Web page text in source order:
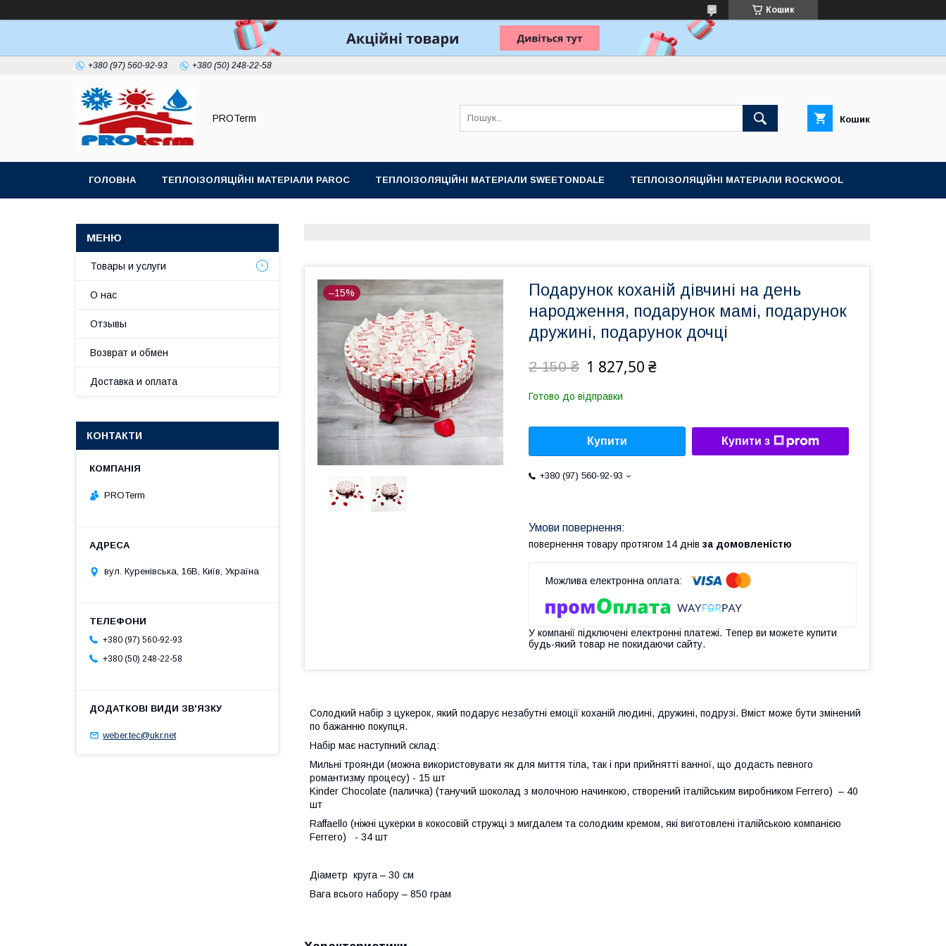
Кошик
+380 (97) 560-92-93 +380 (50) 248-22-58
PROTerm Кошик
ГОЛОВНА ТЕПЛОІЗОЛЯЦІЙНІ МАТЕРІАЛИ PAROC ТЕПЛОІЗОЛЯЦІЙНІ МАТЕРІАЛИ SWEETONDALE ТЕПЛОІЗОЛЯЦІЙНІ МАТЕРІАЛИ ROCKWOOL
–15%
Подарунок коханій дівчині на день
народження, подарунок мамі, подарунок
дружині, подарунок дочці
2 150 ₴ 1 827,50 ₴
Готово до відправки
Купити Купити з
+380 (97) 560-92-93
повернення товару протягом 14 днів за домовленістю
У компанії підключені електронні платежі. Тепер ви можете купити
будь-який товар не покидаючи сайту.
Солодкий набір з цукерок, який подарує незабутні емоції коханій людині, дружині, подрузі. Вміст може бути змінений
по бажанню покупця.
Набір має наступний склад:
Мильні троянди (можна використовувати як для миття тіла, так і при прийнятті ванної, що додасть певного
романтизму процесу) - 15 шт
Kinder Chocolate (паличка) (танучий шоколад з молочною начинкою, створений італійським виробником Ferrero) – 40
шт
Raffaello (ніжні цукерки в кокосовій стружці з мигдалем та солодким кремом, які виготовлені італійською компанією
Ferrero) - 34 шт
Діаметр круга – 30 см
Вага всього набору – 850 грам
Товары и услуги
О нас
Отзывы
Возврат и обмен
Доставка и оплата
КОНТАКТИ
PROTerm
вул. Куренівська, 16В, Київ, Україна
+380 (97) 560-92-93
+380 (50) 248-22-58
weber.tec@ukr.net